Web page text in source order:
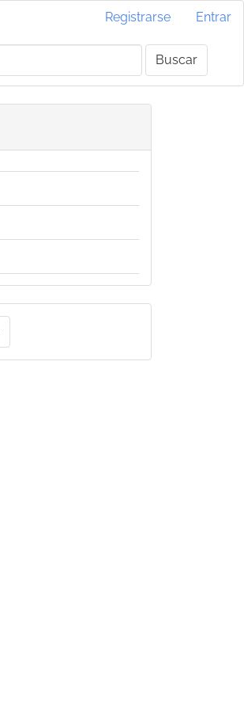
Registrarse Entrar
Buscar